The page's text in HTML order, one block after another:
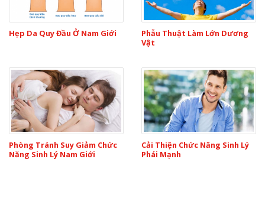
Hẹp Da Quy Đầu Ở Nam Giới
Phẫu Thuật Làm Lớn Dương
Vật
Phòng Tránh Suy Giảm Chức
Năng Sinh Lý Nam Giới
Cải Thiện Chức Năng Sinh Lý
Phái Mạnh